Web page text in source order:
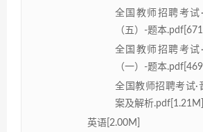
全国教师招聘考试
（五）-题本
全国教师招聘考试
（一）-题本
全国教师招聘考试·
案及解析.pdf[1.21M]
英语[2.00M]